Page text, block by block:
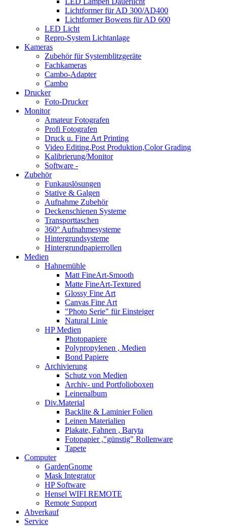
Lichtformer für AD 300/AD400
Lichtformer Bowens für AD 600
LED Licht
Repro-System Lichtanlage
Kameras
Zubehör für Systemblitzgeräte
Fachkameras
Cambo-Adapter
Cambo
Drucker
Foto-Drucker
Monitor
Amateur Fotografen
Profi Fotografen
Druck u. Fine Art Printing
Video Editing,Post Produktion,Color Grading
Kalibrierung/Monitor
Software -
Zubehör
Funkauslösungen
Stative & Galgen
Aufnahme Zubehör
Deckenschienen Systeme
Transporttaschen
360° Aufnahmesysteme
Hintergrundsysteme
Hintergrundpapierrollen
Medien
Hahnemühle
Matt FineArt-Smooth
Matte FineArt-Textured
Glossy Fine Art
Canvas Fine Art
"Photo Serie" für Einsteiger
Natural Linie
HP Medien
Photopapiere
Polypropylenen , Medien
Bond Papiere
Archivierung
Schutz von Medien
Archiv- und Portfolioboxen
Leinenalbum
Div.Material
Backlite & Laminier Folien
Leinen Materialien
Plakate, Fahnen , Baryta
Fotopapier ,"günstig" Rollenware
Tapete
Computer
GardenGnome
Mask Integrator
HP Software
Hensel WIFI REMOTE
Remote Support
Abverkauf
Service